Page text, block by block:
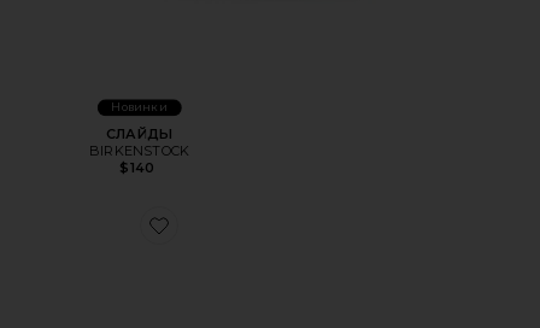
Новинки
СЛАЙДЫ
BIRKENSTOCK
$140
Favorite САНДАЛИИ ARIZONA